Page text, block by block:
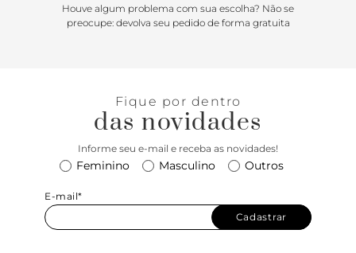
Houve algum problema com sua escolha? Não se
preocupe: devolva seu pedido de forma gratuita
Fique por dentro
das novidades
Informe seu e-mail e receba as novidades!
Feminino Masculino Outros
E-mail*
Cadastrar